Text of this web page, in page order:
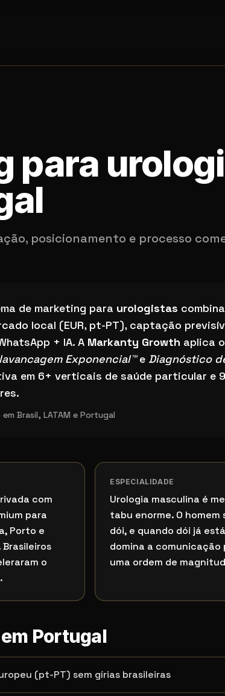
para
posicionamento e processo
para urologistas em Portugal?
de marketing para urologistas
local (EUR, pt-PT), captação
+ IA. A Markanty Growth aplica
Exponencial™e Diagnóstico
em 6+ verticais de saúde particular e
Brasil, LATAM e Portugal
com
para
Porto e
o
ESPECIALIDADE
Urologia masculina é
tabu enorme. O
dói, e quando dói já
domina a
uma ordem de
Portugal
(pt-PT) sem gírias brasileiras